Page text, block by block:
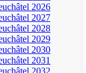
2026
2027
2028
2029
2030
2031
2032